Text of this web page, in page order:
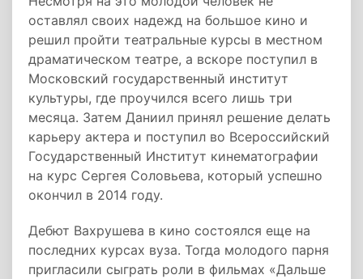
оставлял своих надежд на большое кино и
решил пройти театральные курсы в местном
драматическом театре, а вскоре поступил в
Московский государственный институт
культуры, где проучился всего лишь три
месяца. Затем Даниил принял решение делать
карьеру актера и поступил во Всероссийский
Государственный Институт кинематографии
на курс Сергея Соловьева, который успешно
окончил в 2014 году.
Дебют Вахрушева в кино состоялся еще на
последних курсах вуза. Тогда молодого парня
пригласили сыграть роли в фильмах «Дальше